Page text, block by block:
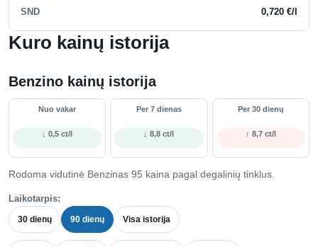
Kuro kainų istorija
Benzino kainų istorija
Nuo vakar
↓ 0,5 ct/l
Per 7 dienas
↓ 8,8 ct/l
Per 30 dienų
↑ 8,7 ct/l
Rodoma vidutinė Benzinas 95 kaina pagal degalinių tinklus.
Laikotarpis:
30 dienų 90 dienų Visa istorija
SND
0,720 €/l